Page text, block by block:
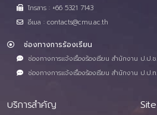
โทรสาร : +66 5321 7143
อีเมล : contacts@cmu.ac.th
ช่องทางการร้องเรียน
ช่องทางการแจ้งเรื่องร้องเรียน สำนักงาน ป.ป.ช.
ช่องทางการแจ้งเรื่องร้องเรียน สำนักงาน ป.ป.ท.
บริการสำคัญ